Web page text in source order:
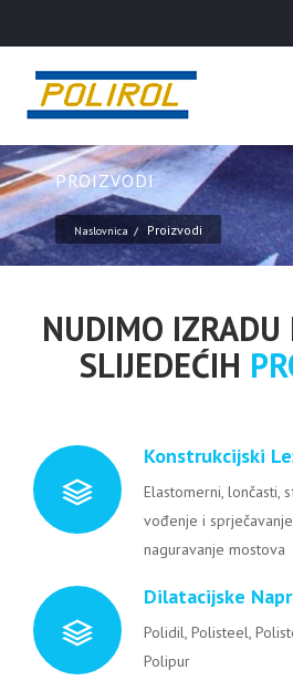
PROIZVODI
Naslovnica Proizvodi
NUDIMO
SLIJEDEĆIH
Konstrukcijski
Elastomerni, lončasti,
vođenje i
naguravanje mostova
Dilatacijske
Polidil, Polisteel,
Polipur